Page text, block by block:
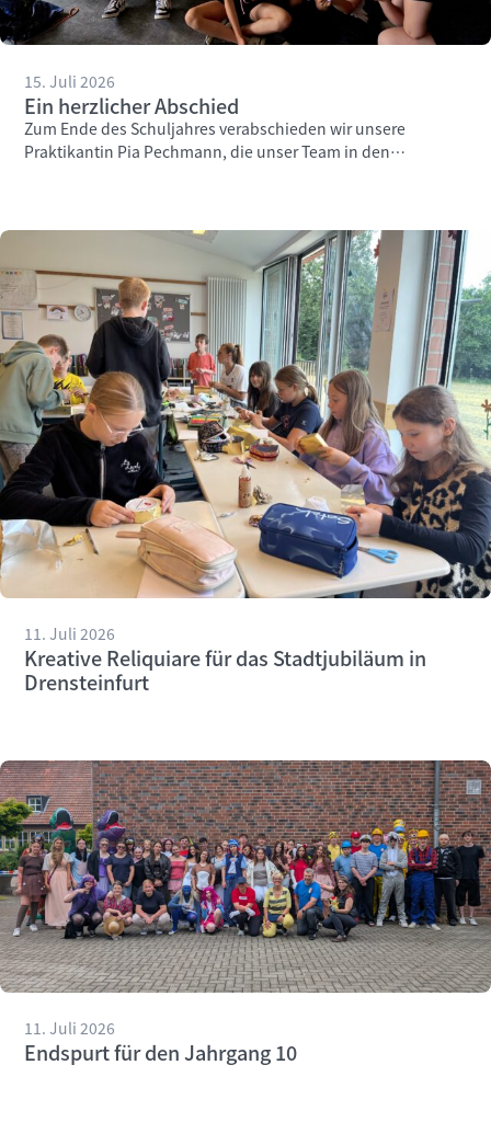
15. Juli 2026
Ein herzlicher Abschied
Zum Ende des Schuljahres verabschieden wir unsere
Praktikantin Pia Pechmann, die unser Team in den
11. Juli 2026
Kreative Reliquiare für das Stadtjubiläum in
Drensteinfurt
11. Juli 2026
Endspurt für den Jahrgang 10